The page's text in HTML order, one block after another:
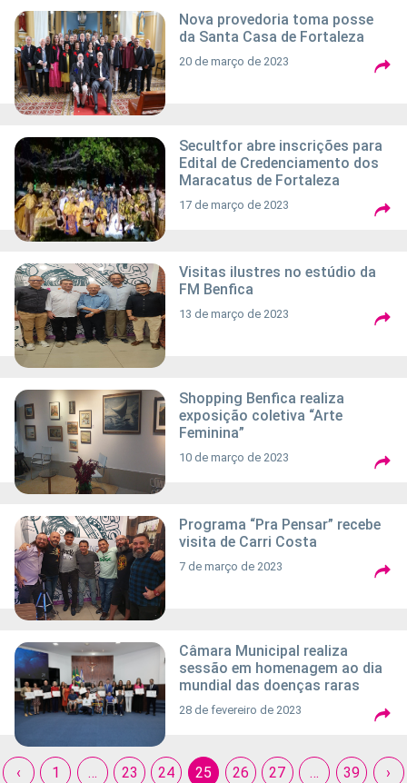
Nova provedoria toma posse
da Santa Casa de Fortaleza
20 de março de 2023
Secultfor abre inscrições para
Edital de Credenciamento dos
Maracatus de Fortaleza
17 de março de 2023
Visitas ilustres no estúdio da
FM Benfica
13 de março de 2023
Shopping Benfica realiza
exposição coletiva “Arte
Feminina”
10 de março de 2023
Programa “Pra Pensar” recebe
visita de Carri Costa
7 de março de 2023
Câmara Municipal realiza
sessão em homenagem ao dia
mundial das doenças raras
28 de fevereiro de 2023
‹ 1 … 23 24 25 26 27 … 39 ›